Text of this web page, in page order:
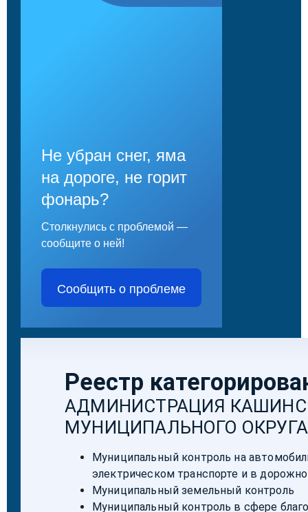
Не убран снег, яма
на дороге, не горит
фонарь?
Столкнулись с проблемой —
сообщите о ней!
Сообщить о проблеме